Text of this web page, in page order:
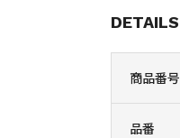
商品番号
品番
DETAILS